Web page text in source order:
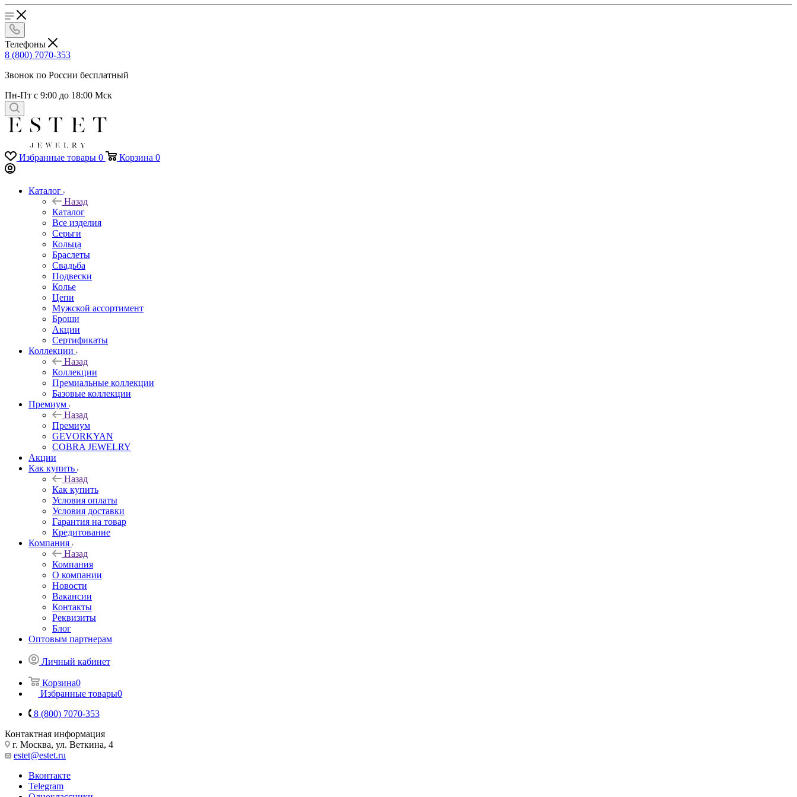
Телефоны
8 (800) 7070-353
Звонок по России бесплатный
Пн-Пт с 9:00 до 18:00 Мск
Избранные товары 0 Корзина 0
Каталог
Назад
Каталог
Все изделия
Серьги
Кольца
Браслеты
Свадьба
Подвески
Колье
Цепи
Мужской ассортимент
Броши
Акции
Сертификаты
Коллекции
Назад
Коллекции
Премиальные коллекции
Базовые коллекции
Премиум
Назад
Премиум
GEVORKYAN
COBRA JEWELRY
Акции
Как купить
Назад
Как купить
Условия оплаты
Условия доставки
Гарантия на товар
Кредитование
Компания
Назад
Компания
О компании
Новости
Вакансии
Контакты
Реквизиты
Блог
Оптовым партнерам
Личный кабинет
Корзина0
Избранные товары0
8 (800) 7070-353
Контактная информация
г. Москва, ул. Веткина, 4
estet@estet.ru
Вконтакте
Telegram